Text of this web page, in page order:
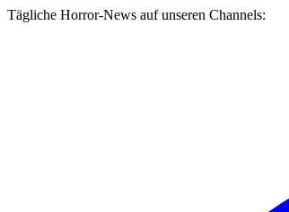
Tägliche Horror-News auf unseren Channels: